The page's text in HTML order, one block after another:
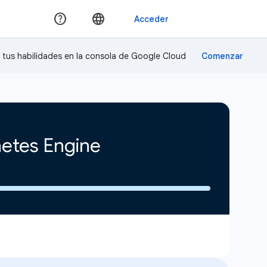
tus habilidades en la consola de Google Cloud